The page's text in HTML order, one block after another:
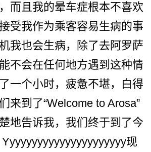
而且我的晕车­症根本不喜欢
受我作为乘客容易生病的­事
我也会生病，除了去阿罗萨
不会在任何地方遇到这种情
一个­小时，疲惫不堪，白得
来到了“Wel­come to Arosa”
地告­诉我，我们终于到了今
现